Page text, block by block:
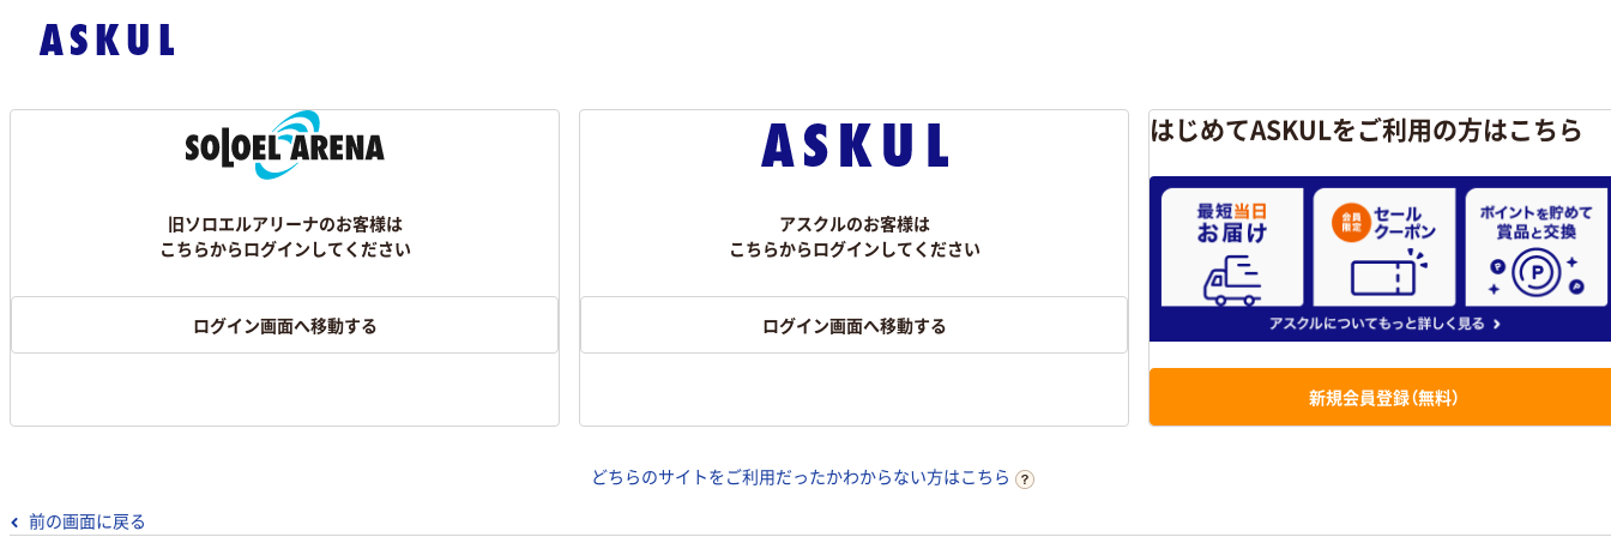
旧ソロエルアリーナのお客様は
こちらからログインしてください
ログイン画面へ移動する
アスクルのお客様は
こちらからログインしてください
ログイン画面へ移動する
はじめてASKULをご利用の方はこちら
新規会員登録（無料）
どちらのサイトをご利用だったかわからない方はこちら
前の画面に戻る